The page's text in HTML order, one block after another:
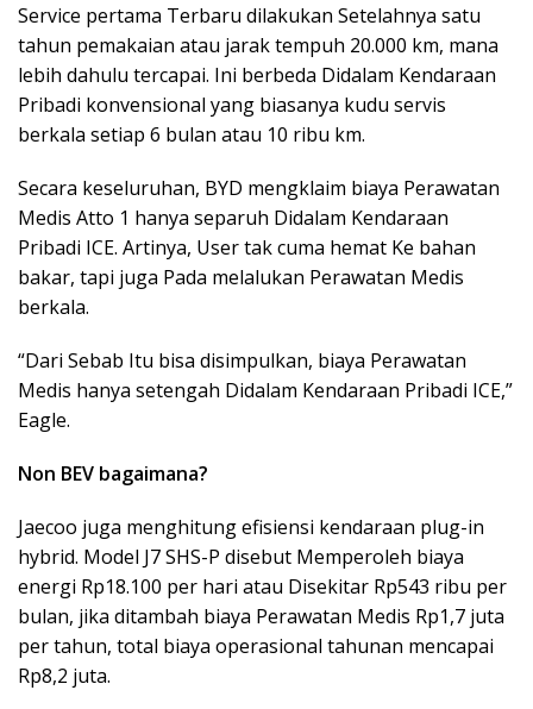
Service pertama Terbaru dilakukan Setelahnya satu
tahun pemakaian atau jarak tempuh 20.000 km, mana
lebih dahulu tercapai. Ini berbeda Didalam Kendaraan
Pribadi konvensional yang biasanya kudu servis
berkala setiap 6 bulan atau 10 ribu km.
Secara keseluruhan, BYD mengklaim biaya Perawatan
Medis Atto 1 hanya separuh Didalam Kendaraan
Pribadi ICE. Artinya, User tak cuma hemat Ke bahan
bakar, tapi juga Pada melalukan Perawatan Medis
berkala.
“Dari Sebab Itu bisa disimpulkan, biaya Perawatan
Medis hanya setengah Didalam Kendaraan Pribadi ICE,”
Eagle.
Non BEV bagaimana?
Jaecoo juga menghitung efisiensi kendaraan plug-in
hybrid. Model J7 SHS-P disebut Memperoleh biaya
energi Rp18.100 per hari atau Disekitar Rp543 ribu per
bulan, jika ditambah biaya Perawatan Medis Rp1,7 juta
per tahun, total biaya operasional tahunan mencapai
Rp8,2 juta.